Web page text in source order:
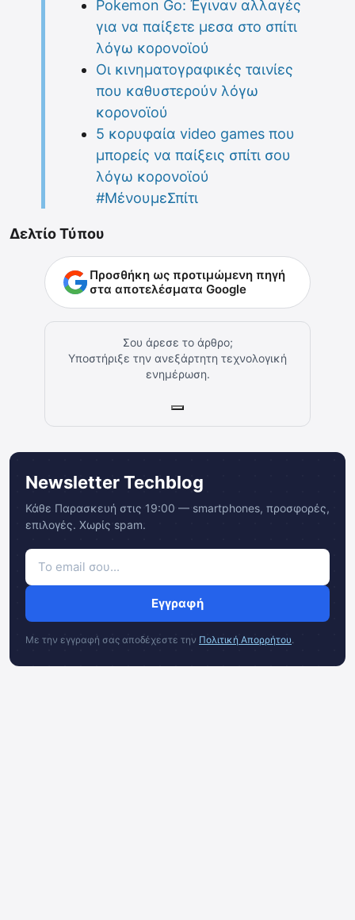
Pokemon Go: Έγιναν αλλαγές
για να παίξετε μεσα στο σπίτι
λόγω κορονοϊού
Οι κινηματογραφικές ταινίες
που καθυστερούν λόγω
κορονοϊού
5 κορυφαία video games που
μπορείς να παίξεις σπίτι σου
λόγω κορονοϊού
#ΜένουμεΣπίτι
Δελτίο Τύπου
Προσθήκη ως προτιμώμενη πηγή
στα αποτελέσματα Google
Σου άρεσε το άρθρο;
Υποστήριξε την ανεξάρτητη τεχνολογική
ενημέρωση.
Newsletter Techblog
Κάθε Παρασκευή στις 19:00 — smartphones, προσφορές,
επιλογές. Χωρίς spam.
Εγγραφή
Με την εγγραφή σας αποδέχεστε την Πολιτική Απορρήτου.